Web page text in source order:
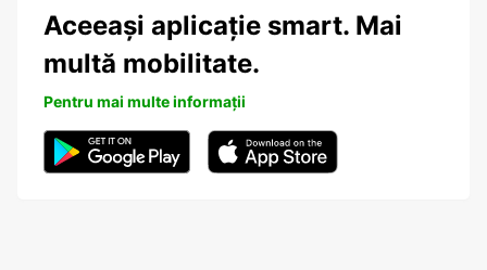
Aceeași aplicație smart. Mai
multă mobilitate.
Pentru mai multe informații